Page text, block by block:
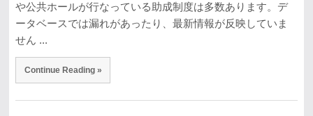
や公共ホールが行なっている助成制度は多数あります。デ
ータベースでは漏れがあったり、最新情報が反映していま
せん ...
Continue Reading »